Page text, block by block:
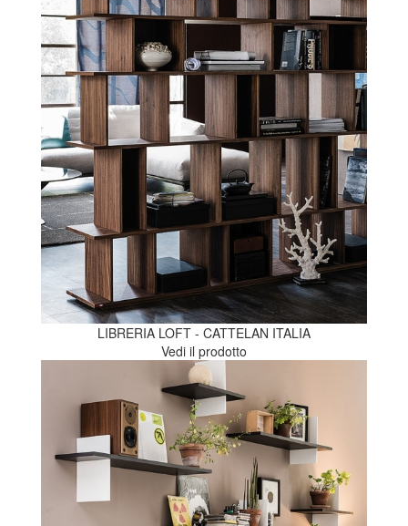
LIBRERIA LOFT - CATTELAN ITALIA
Vedi il prodotto